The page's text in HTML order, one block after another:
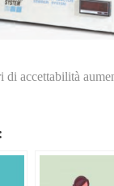
accettabilità